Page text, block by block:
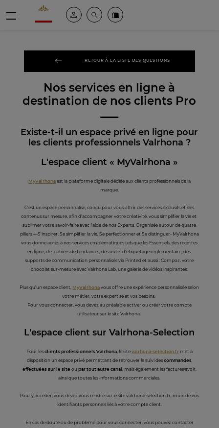
Valrhona - Imaginons le meilleur du chocolat
Espace clientRechercheCommandez en ligne
RETOUR À LA LISTE DES QUESTIONS
Nos services en ligne à
destination de nos clients Pro
Existe-t-il un espace privé en ligne pour
les clients professionnels Valrhona ?
L'espace client « MyValrhona »
MyValrhonaest la plateforme digitale dédiée aux clients professionnels de la
marque.
C’est un espace personnalisé, conçu pour vous offrir des services exclusifs et des
contenus sur mesure, afin d'accompagner votre créativité, vous simplifier la vie et
sublimer votre savoir-faire avec l’aide de nos Experts. Organisée autour de quatre
piliers —S'inspirer, Se simplifier la vie, Se perfectionner et Se distinguer- MyValrhona
vous donne accès à nos services emblématiques tels que les Essentiels, des recettes
en ligne, des cahiers de tendances, des outils d'étiquetage réglementaire, des
supports de communication personnalisés via Printed et aussi : Compoz, votre
chocolat sur-mesure avec Valrhona Lab, une galerie de vidéos inspirantes.
Plus qu’un espace client, MyValrhonavous offre une expérience personnalisée selon
votre métier, votre expertise et vos besoins.
Pour vous connecter, vous devez au préalable activer ou créer votre compte
utilisateur sur le site Valrhona.
L'espace client sur Valrhona-Selection
Pour lesclients professionnels Valrhona, le sitevalrhona-selection.frmet à
disposition un espace privé permettant de retrouver le suivi descommandes
effectuées sur le siteou par tout autre canal , mais également les factures/avoir,
ainsi que toutes les informations commerciales.
Pour y accéder, vous devez vous rendre sur le site valrhona-selection.fr, muni de vos
identifiants personnels liés à votre compte client.
En cas de doute ou de problème pour vous connecter, vous pouvez contacter